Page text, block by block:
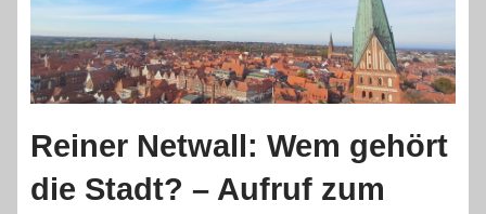
Reiner Netwall: Wem gehört
die Stadt? – Aufruf zum